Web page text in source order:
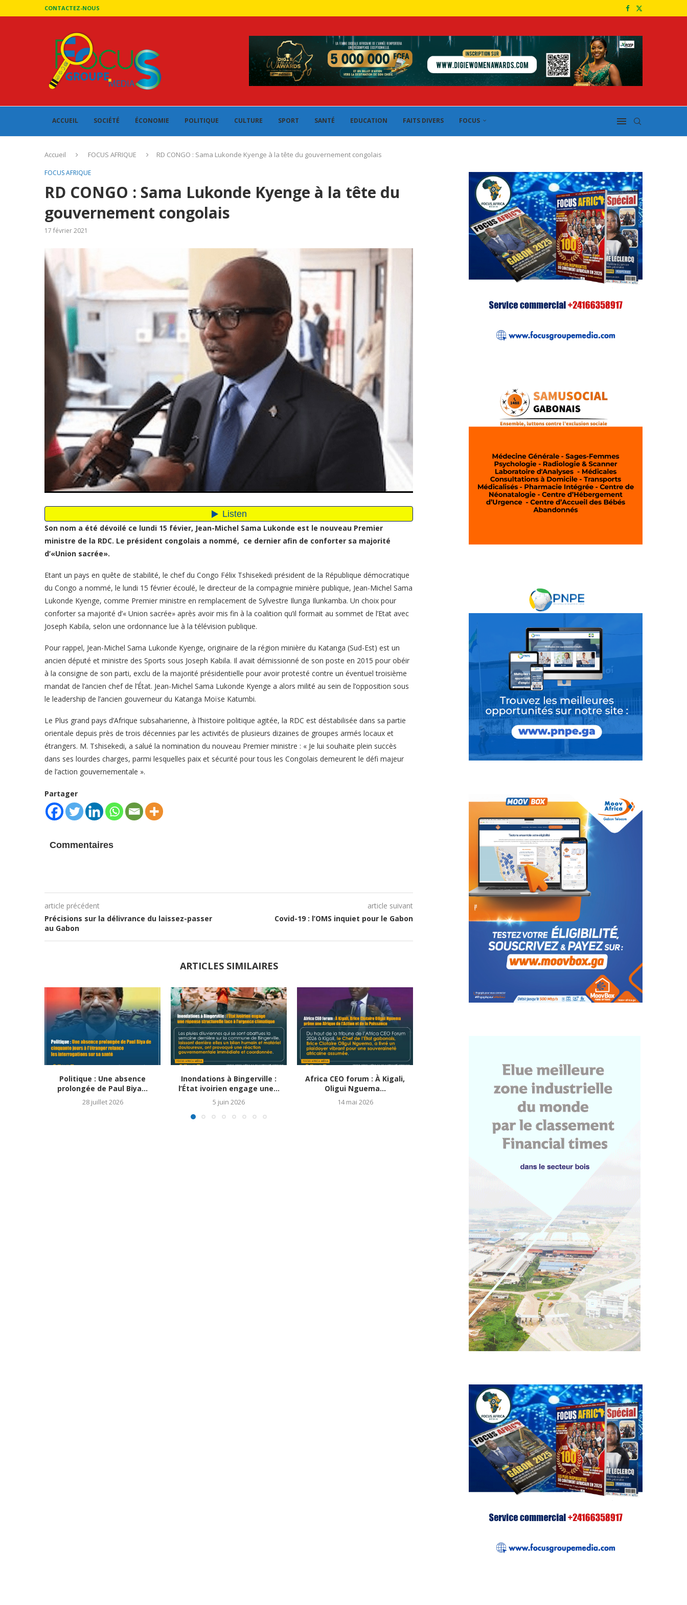
CONTACTEZ-NOUS
ACCUEIL SOCIÉTÉ ÉCONOMIE POLITIQUE CULTURE SPORT SANTÉ EDUCATION FAITS DIVERS FOCUS
Accueil FOCUS AFRIQUE RD CONGO : Sama Lukonde Kyenge à la tête du gouvernement congolais
FOCUS AFRIQUE
RD CONGO : Sama Lukonde Kyenge à la tête du
gouvernement congolais
17 février 2021
Son nom a été dévoilé ce lundi 15 févier, Jean-Michel Sama Lukonde est le nouveau Premier
ministre de la RDC. Le président congolais a nommé, ce dernier afin de conforter sa majorité
d’«Union sacrée».
Etant un pays en quête de stabilité, le chef du Congo Félix Tshisekedi président de la République démocratique
du Congo a nommé, le lundi 15 février écoulé, le directeur de la compagnie minière publique, Jean-Michel Sama
Lukonde Kyenge, comme Premier ministre en remplacement de Sylvestre Ilunga Ilunkamba. Un choix pour
conforter sa majorité d’« Union sacrée» après avoir mis fin à la coalition qu’il formait au sommet de l’Etat avec
Joseph Kabila, selon une ordonnance lue à la télévision publique.
Pour rappel, Jean-Michel Sama Lukonde Kyenge, originaire de la région minière du Katanga (Sud-Est) est un
ancien député et ministre des Sports sous Joseph Kabila. Il avait démissionné de son poste en 2015 pour obéir
à la consigne de son parti, exclu de la majorité présidentielle pour avoir protesté contre un éventuel troisième
mandat de l’ancien chef de l’État. Jean-Michel Sama Lukonde Kyenge a alors milité au sein de l’opposition sous
le leadership de l’ancien gouverneur du Katanga Moïse Katumbi.
Le Plus grand pays d’Afrique subsaharienne, à l’histoire politique agitée, la RDC est déstabilisée dans sa partie
orientale depuis près de trois décennies par les activités de plusieurs dizaines de groupes armés locaux et
étrangers. M. Tshisekedi, a salué la nomination du nouveau Premier ministre : « Je lui souhaite plein succès
dans ses lourdes charges, parmi lesquelles paix et sécurité pour tous les Congolais demeurent le défi majeur
de l’action gouvernementale ».
Partager
Commentaires
article précédent
Précisions sur la délivrance du laissez-passer
au Gabon
article suivant
Covid-19 : l’OMS inquiet pour le Gabon
ARTICLES SIMILAIRES
Politique : Une absence
prolongée de Paul Biya...
28 juillet 2026
Inondations à Bingerville :
l’État ivoirien engage une...
5 juin 2026
Africa CEO forum : À Kigali,
Oligui Nguema...
14 mai 2026
Oligui Nguema présent à Kigali
pour la 13e...
Rencontre avec la
communauté gabonaise du